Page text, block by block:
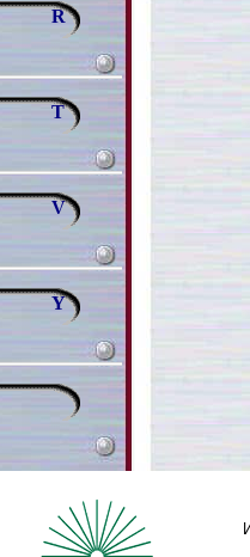
R
T
V
Y